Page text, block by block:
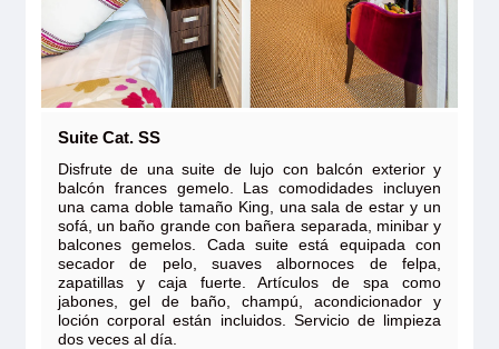
Suite Cat. SS
Disfrute de una suite de lujo con balcón exterior y
balcón frances gemelo. Las comodidades incluyen
una cama doble tamaño King, una sala de estar y un
sofá, un baño grande con bañera separada, minibar y
balcones gemelos. Cada suite está equipada con
secador de pelo, suaves albornoces de felpa,
zapatillas y caja fuerte. Artículos de spa como
jabones, gel de baño, champú, acondicionador y
loción corporal están incluidos. Servicio de limpieza
dos veces al día.